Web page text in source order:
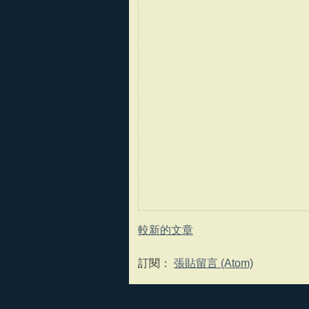
較新的文章
訂閱： 張貼留言 (Atom)